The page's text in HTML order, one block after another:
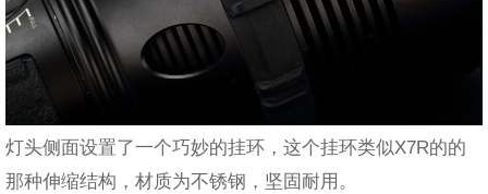
灯头侧面设置了一个巧妙的挂环，这个挂环类似X7R的的
那种伸缩结构，材质为不锈钢，坚固耐用。